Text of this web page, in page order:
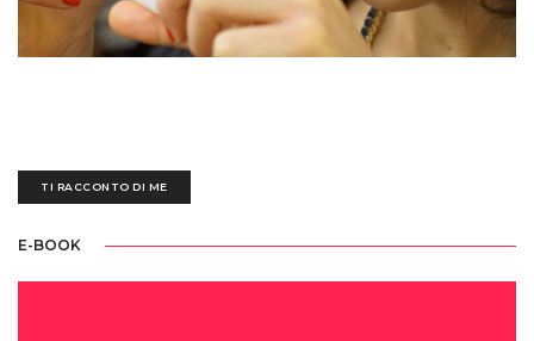
TI RACCONTO DI ME
E-BOOK